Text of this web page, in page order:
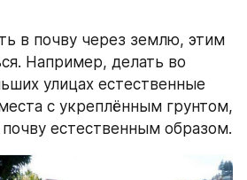
в почву через землю, этим
Например, делать во
улицах естественные
с укреплённым грунтом,
почву естественным образом.